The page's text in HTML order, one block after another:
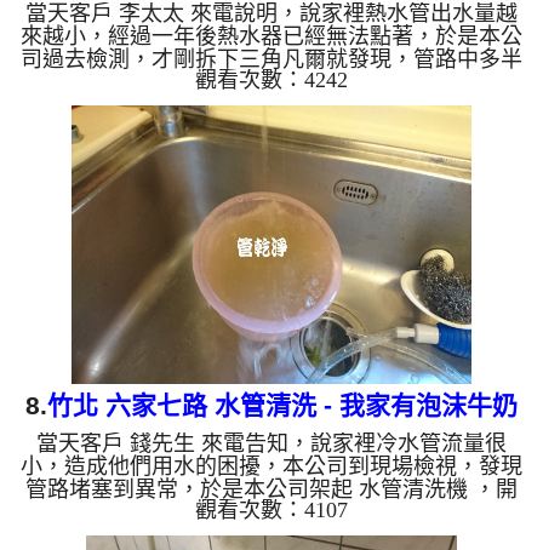
當天客戶 李太太 來電說明，說家裡熱水管出水量越
來越小，經過一年後熱水器已經無法點著，於是本公
司過去檢測，才剛拆下三角凡爾就發現，管路中多半
已經被管垢給佔據，於是本公司架起 水管清洗機 ，
開始 清水管 ，管路不斷噴出泡沫狀的牛奶水，如下
影片， 水管清洗 過程管路堵塞異常，本公司改用特
殊工法處理，過程 約兩個多小時，熱水管管路終於
水量變大，客戶終於可以正常洗澡了。 清洗水管,水
管清洗, 洗水管, 熱水管堵塞, 熱水忽冷忽熱 ...
觀看次數：4242
8.竹北 六家七路 水管清洗 - 我家有泡沫牛奶
當天客戶 錢先生 來電告知，說家裡冷水管流量很
小，造成他們用水的困擾，本公司到現場檢視，發現
管路堵塞到異常，於是本公司架起 水管清洗機 ，開
始 清水管 ，管路不斷噴出泡沫狀的牛奶水，如下影
片， 水管清洗 約兩個小時，水管管路終於清洗完成
觀看次數：4107